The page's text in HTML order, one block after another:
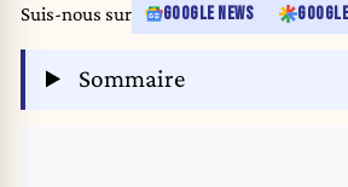
Suis-nous sur GOOGLE NEWS
Sommaire